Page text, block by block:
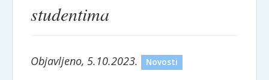
studentima
Objavljeno, 5.10.2023. Novosti